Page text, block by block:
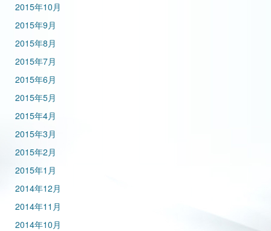
2015年10月
2015年9月
2015年8月
2015年7月
2015年6月
2015年5月
2015年4月
2015年3月
2015年2月
2015年1月
2014年12月
2014年11月
2014年10月